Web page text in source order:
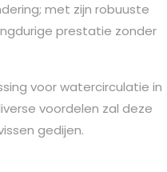
met zijn robuuste
prestatie zonder
voor watercirculatie in
voordelen zal deze
gedijen.